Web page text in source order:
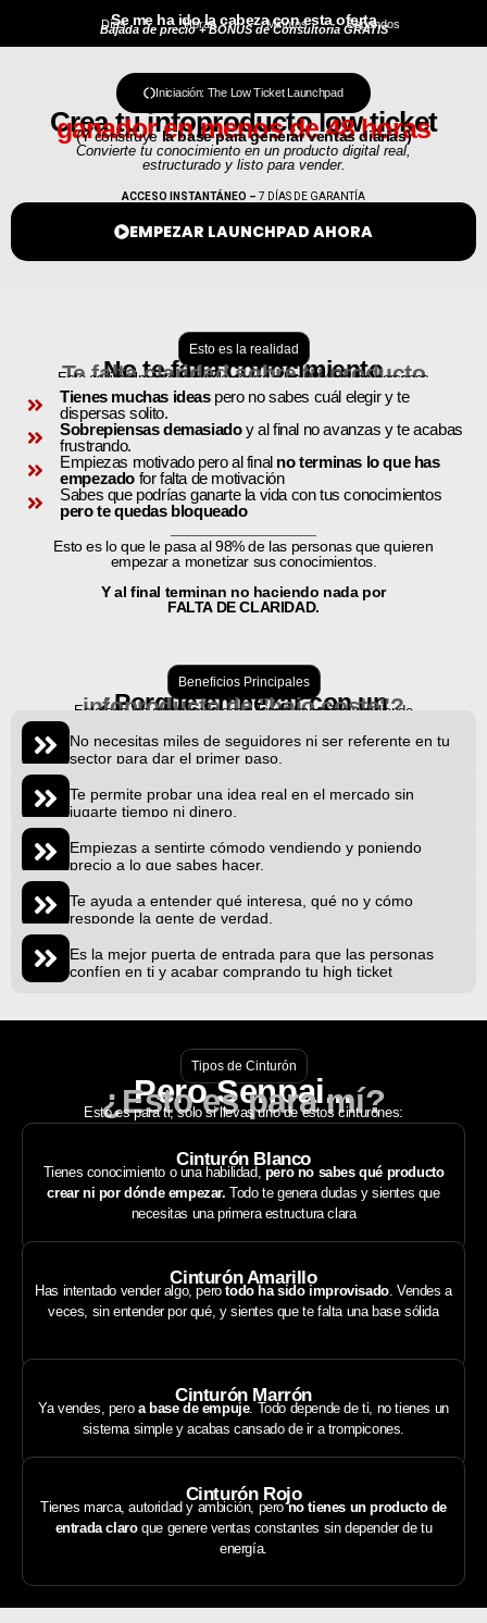
Se me ha ido la cabeza con esta oferta
Días Horas Minutos Segundos
Bajada de precio + BONUS de Consultoría GRATIS
Iniciación: The Low Ticket Launchpad
+400 Personas han comprado este producto.
Crea tu infoproducto low ticket
ganador en menos de 48 horas
(Y construyela base para generar ventas diarias)
Convierte tu conocimiento en un producto digital real,
estructurado y listo para vender.
ACCESO INSTANTÁNEO – 7 DÍAS DE GARANTÍA
EMPEZAR LAUNCHPAD AHORA
Esto es la realidad
No te falta conocimiento
Te falta claridad sobre tu producto
Esto es literalmente lo que le ocurre a los 98% de las personas
Tienes muchas ideas pero no sabes cuál elegir y te
dispersas solito.
Sobrepiensas demasiadoy al final no avanzas y te acabas
frustrando.
Empiezas motivado pero al final no terminas lo que has
empezado for falta de motivación
Sabes que podrías ganarte la vida con tus conocimientos
pero te quedas bloqueado
Esto es lo que le pasa al 98% de las personas que quieren
empezar a monetizar sus conocimientos.
Y al final terminan no haciendo nada por
FALTA DE CLARIDAD.
Beneficios Principales
¿Porqué empezar con un
infoproducto de "bajo coste"?
Esto son los que hemos descubierto tras años vendiendo
No necesitas miles de seguidores ni ser referente en tu
sector para dar el primer paso.
Te permite probar una idea real en el mercado sin
jugarte tiempo ni dinero.
Empiezas a sentirte cómodo vendiendo y poniendo
precio a lo que sabes hacer.
Te ayuda a entender qué interesa, qué no y cómo
responde la gente de verdad.
Es la mejor puerta de entrada para que las personas
confíen en ti y acabar comprando tu high ticket
Tipos de Cinturón
Pero Senpai...
¿Esto es para mí?
Esto es para ti, solo si llevas uno de estos cinturones:
Cinturón Blanco
Tienes conocimiento o una habilidad, pero no sabes qué producto
crear ni por dónde empezar. Todo te genera dudas y sientes que
necesitas una primera estructura clara
Cinturón Amarillo
Has intentado vender algo, perotodo ha sido improvisado. Vendes a
veces, sin entender por qué, y sientes que te falta una base sólida
Cinturón Marrón
Ya vendes, pero a base de empuje. Todo depende de ti, no tienes un
sistema simple y acabas cansado de ir a trompicones.
Cinturón Rojo
Tienes marca, autoridad y ambición, perono tienes un producto de
entrada claroque genere ventas constantes sin depender de tu
energía.